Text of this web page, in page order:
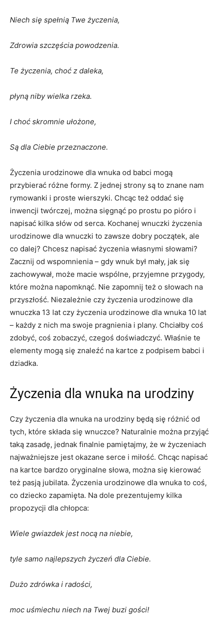
Niech się spełnią Twe życzenia,
Zdrowia szczęścia powodzenia.
Te życzenia, choć z daleka,
płyną niby wielka rzeka.
I choć skromnie ułożone,
Są dla Ciebie przeznaczone.
Życzenia urodzinowe dla wnuka od babci mogą
przybierać różne formy. Z jednej strony są to znane nam
rymowanki i proste wierszyki. Chcąc też oddać się
inwencji twórczej, można sięgnąć po prostu po pióro i
napisać kilka słów od serca. Kochanej wnuczki życzenia
urodzinowe dla wnuczki to zawsze dobry początek, ale
co dalej? Chcesz napisać życzenia własnymi słowami?
Zacznij od wspomnienia – gdy wnuk był mały, jak się
zachowywał, może macie wspólne, przyjemne przygody,
które można napomknąć. Nie zapomnij też o słowach na
przyszłość. Niezależnie czy życzenia urodzinowe dla
wnuczka 13 lat czy życzenia urodzinowe dla wnuka 10 lat
– każdy z nich ma swoje pragnienia i plany. Chciałby coś
zdobyć, coś zobaczyć, czegoś doświadczyć. Właśnie te
elementy mogą się znaleźć na kartce z podpisem babci i
dziadka.
Życzenia dla wnuka na urodziny
Czy życzenia dla wnuka na urodziny będą się różnić od
tych, które składa się wnuczce? Naturalnie można przyjąć
taką zasadę, jednak finalnie pamiętajmy, że w życzeniach
najważniejsze jest okazane serce i miłość. Chcąc napisać
na kartce bardzo oryginalne słowa, można się kierować
też pasją jubilata. Życzenia urodzinowe dla wnuka to coś,
co dziecko zapamięta. Na dole prezentujemy kilka
propozycji dla chłopca:
Wiele gwiazdek jest nocą na niebie,
tyle samo najlepszych życzeń dla Ciebie.
Dużo zdrówka i radości,
moc uśmiechu niech na Twej buzi gości!